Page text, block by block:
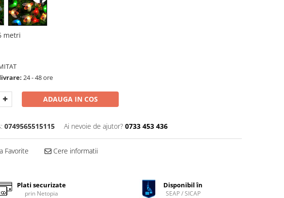
metri
24 - 48 ore
ADAUGA IN COS
0749565515115 Ai nevoie de ajutor? 0733 453 436
Favorite Cere informatii
Plati securizate
prin Netopia
Disponibil în
SEAP / SICAP